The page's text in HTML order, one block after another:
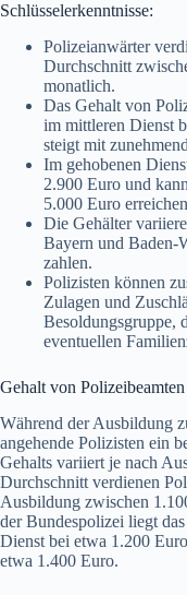
Schlüsselerkenntnisse:
Polizeianwärter
Durchschnitt
monatlich.
Das Gehalt von
im mittleren Dienst
steigt mit
Im gehobenen
2.900 Euro und
5.000 Euro
Die Gehälter
Bayern und Baden-
zahlen.
Polizisten können
Zulagen und
Besoldungsgruppe,
eventuellen
Gehalt von
Während der Ausbildung
angehende Polizisten ein
Gehalts variiert je nach
Durchschnitt verdienen
Ausbildung zwischen
der Bundespolizei liegt
Dienst bei etwa 1.200
etwa 1.400 Euro.